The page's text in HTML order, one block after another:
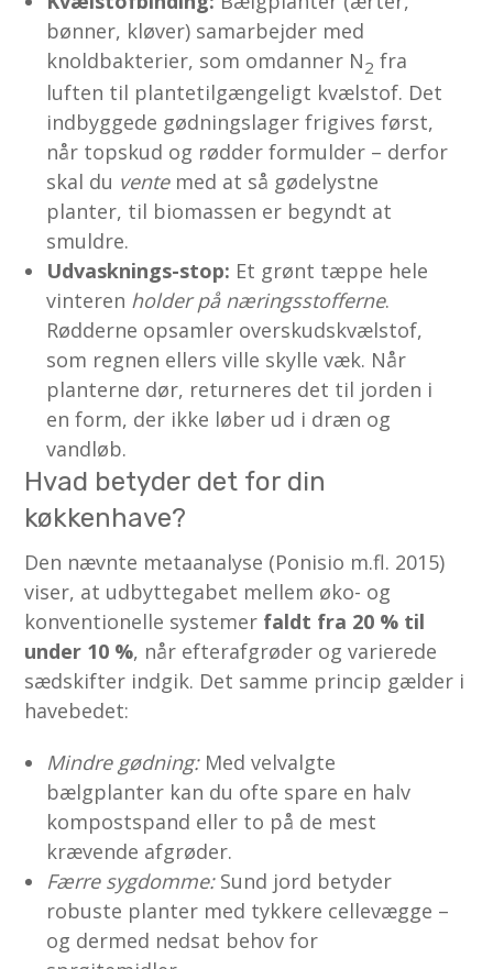
bønner, kløver) samarbejder med
knoldbakterier, som omdanner N2 fra
luften til plante­tilgængeligt kvælstof. Det
indbyggede gødningslager frigives først,
når topskud og rødder formulder – derfor
skal du ventemed at så gødelystne
planter, til biomassen er begyndt at
smuldre.
Udvasknings-stop: Et grønt tæppe hele
vinteren holder på næringsstofferne.
Rødderne opsamler overskuds­kvælstof,
som regnen ellers ville skylle væk. Når
planterne dør, returneres det til jorden i
en form, der ikke løber ud i dræn og
vandløb.
Hvad betyder det for din
køkkenhave?
Den nævnte metaanalyse (Ponisio m.fl. 2015)
viser, at udbyttegabet mellem øko- og
konventionelle systemer faldt fra 20 % til
under 10 %, når efterafgrøder og varierede
sædskifter indgik. Det samme princip gælder i
havebedet:
Mindre gødning:Med velvalgte
bælgplanter kan du ofte spare en halv
kompostspand eller to på de mest
krævende afgrøder.
Færre sygdomme:Sund jord betyder
robuste planter med tykkere cellevægge –
og dermed nedsat behov for